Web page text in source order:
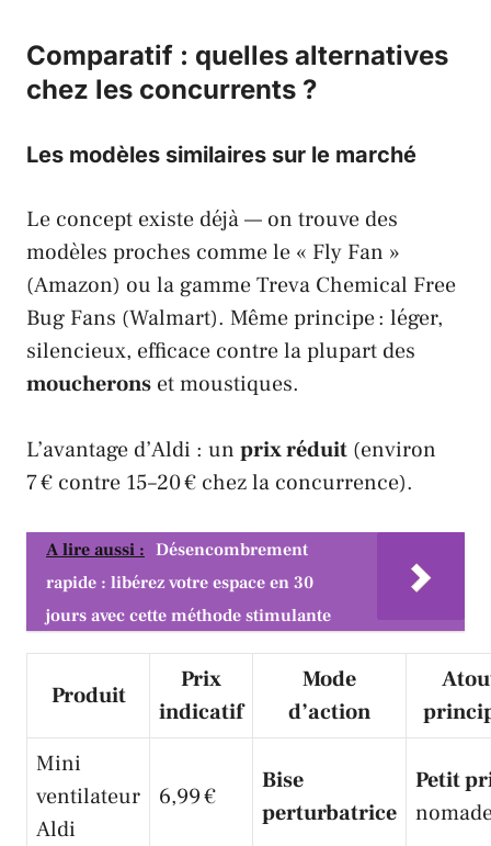
Comparatif : quelles alternatives
chez les concurrents ?
Les modèles similaires sur le marché
Le concept existe déjà — on trouve des
modèles proches comme le « Fly Fan »
(Amazon) ou la gammeTreva Chemical Free
Bug Fans (Walmart). Même principe : léger,
silencieux, efficace contre la plupart des
moucherons et moustiques.
L’avantage d’Aldi : un prix réduit (environ
7 € contre 15–20 € chez la concurrence).
A lire aussi : Désencombrement
rapide : libérez votre espace en 30
jours avec cette méthode stimulante
Produit
Prix
indicatif
Mode
d’action
Mini
ventilateur
Aldi
6,99 €
Bise
perturbatrice
Petit